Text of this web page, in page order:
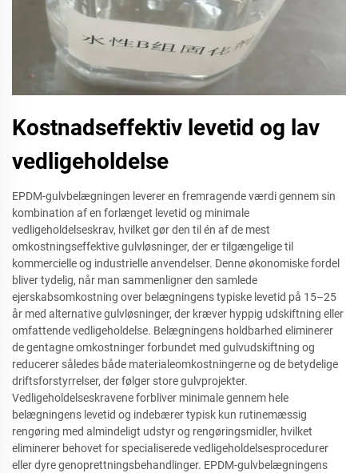
Kostnadseffektiv levetid og lav
vedligeholdelse
EPDM-gulvbelægningen leverer en fremragende værdi gennem sin
kombination af en forlænget levetid og minimale
vedligeholdelseskrav, hvilket gør den til én af de mest
omkostningseffektive gulvløsninger, der er tilgængelige til
kommercielle og industrielle anvendelser. Denne økonomiske fordel
bliver tydelig, når man sammenligner den samlede
ejerskabsomkostning over belægningens typiske levetid på 15–25
år med alternative gulvløsninger, der kræver hyppig udskiftning eller
omfattende vedligeholdelse. Belægningens holdbarhed eliminerer
de gentagne omkostninger forbundet med gulvudskiftning og
reducerer således både materialeomkostningerne og de betydelige
driftsforstyrrelser, der følger store gulvprojekter.
Vedligeholdelseskravene forbliver minimale gennem hele
belægningens levetid og indebærer typisk kun rutinemæssig
rengøring med almindeligt udstyr og rengøringsmidler, hvilket
eliminerer behovet for specialiserede vedligeholdelsesprocedurer
eller dyre genoprettningsbehandlinger. EPDM-gulvbelægningens